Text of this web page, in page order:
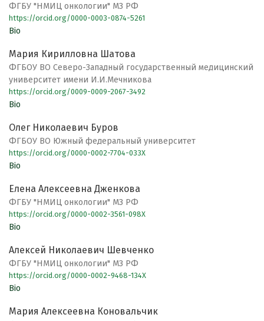
ФГБУ "НМИЦ онкологии" МЗ РФ
https://orcid.org/0000-0003-0874-5261
Bio
Мария Кирилловна Шатова
ФГБОУ ВО Северо-Западный государственный медицинский
университет имени И.И.Мечникова
https://orcid.org/0009-0009-2067-3492
Bio
Олег Николаевич Буров
ФГБОУ ВО Южный федеральный университет
https://orcid.org/0000-0002-7704-033X
Bio
Елена Алексеевна Дженкова
ФГБУ "НМИЦ онкологии" МЗ РФ
https://orcid.org/0000-0002-3561-098X
Bio
Алексей Николаевич Шевченко
ФГБУ "НМИЦ онкологии" МЗ РФ
https://orcid.org/0000-0002-9468-134X
Bio
Мария Алексеевна Коновальчик